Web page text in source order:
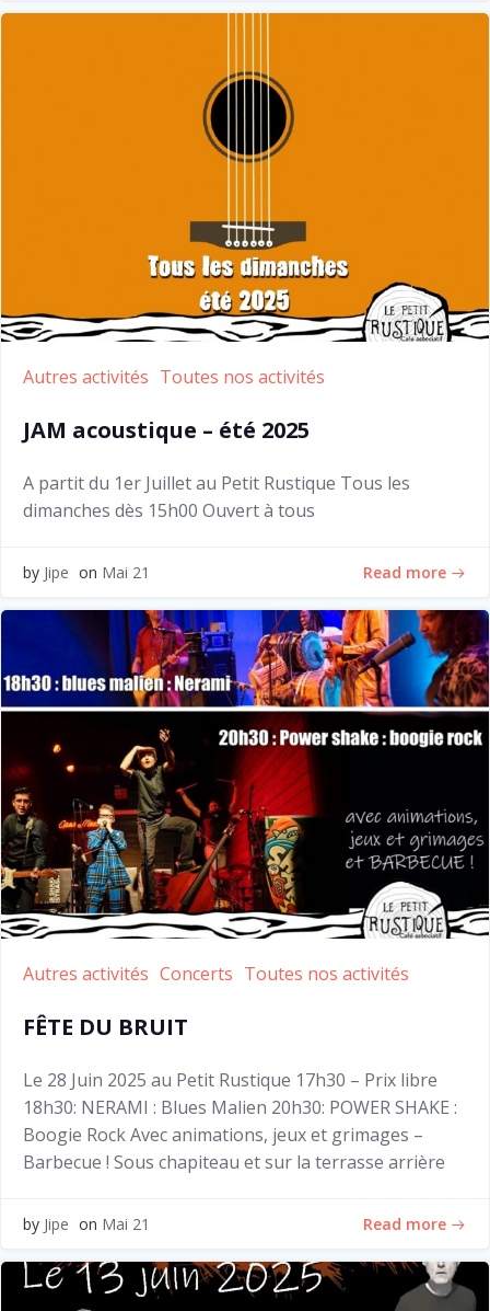
Autres activités Toutes nos activités
JAM acoustique – été 2025
A partit du 1er Juillet au Petit Rustique Tous les
dimanches dès 15h00 Ouvert à tous
by Jipe on Mai 21 Read more
Autres activités Concerts Toutes nos activités
FÊTE DU BRUIT
Le 28 Juin 2025 au Petit Rustique 17h30 – Prix libre
18h30: NERAMI : Blues Malien 20h30: POWER SHAKE :
Boogie Rock Avec animations, jeux et grimages –
Barbecue ! Sous chapiteau et sur la terrasse arrière
by Jipe on Mai 21 Read more